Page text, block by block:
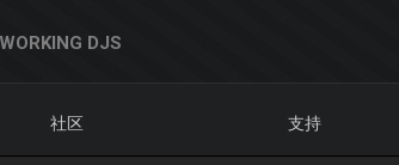
DJS
社区 支持